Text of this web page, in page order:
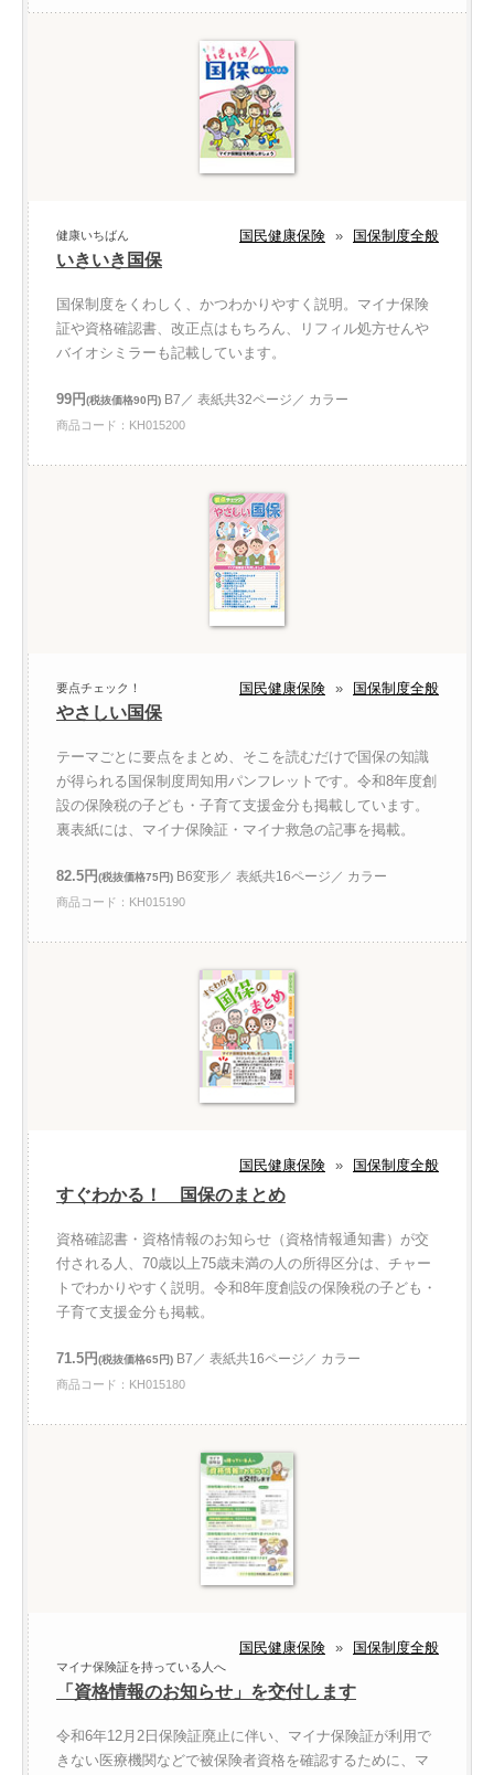
国民健康保険 » 国保制度全般
健康いちばん
いきいき国保
国保制度をくわしく、かつわかりやすく説明。マイナ保険
証や資格確認書、改正点はもちろん、リフィル処方せんや
バイオシミラーも記載しています。
99円(税抜価格90円) B7／ 表紙共32ページ／ カラー
商品コード：KH015200
国民健康保険 » 国保制度全般
要点チェック！
やさしい国保
テーマごとに要点をまとめ、そこを読むだけで国保の知識
が得られる国保制度周知用パンフレットです。令和8年度創
設の保険税の子ども・子育て支援金分も掲載しています。
裏表紙には、マイナ保険証・マイナ救急の記事を掲載。
82.5円(税抜価格75円) B6変形／ 表紙共16ページ／ カラー
商品コード：KH015190
国民健康保険 » 国保制度全般
すぐわかる！ 国保のまとめ
資格確認書・資格情報のお知らせ（資格情報通知書）が交
付される人、70歳以上75歳未満の人の所得区分は、チャー
トでわかりやすく説明。令和8年度創設の保険税の子ども・
子育て支援金分も掲載。
71.5円(税抜価格65円) B7／ 表紙共16ページ／ カラー
商品コード：KH015180
国民健康保険 » 国保制度全般
マイナ保険証を持っている人へ
「資格情報のお知らせ」を交付します
令和6年12月2日保険証廃止に伴い、マイナ保険証が利用で
きない医療機関などで被保険者資格を確認するために、マ